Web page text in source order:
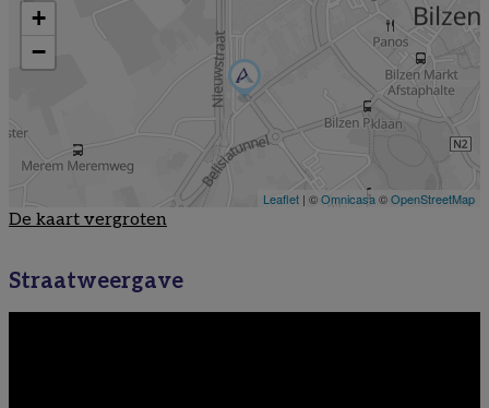
De kaart vergroten
Straatweergave